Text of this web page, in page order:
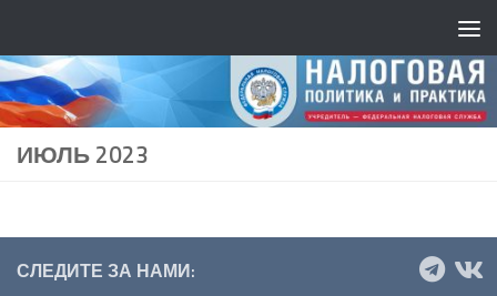
ИЮЛЬ 2023
СЛЕДИТЕ ЗА НАМИ: